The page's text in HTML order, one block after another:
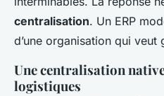
centralisation. Un ERP
d’une organisation qui veut
Une centralisation
logistiques